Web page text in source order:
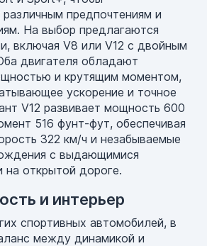
различным предпочтениям и
На выбор предлагаются
включая V8 или V12 с двойным
двигателя обладают
и крутящим моментом,
ускорение и точное
V12 развивает мощность 600
516 фунт-фут, обеспечивая
322 км/ч и незабываемые
с выдающимися
на открытой дороге.
и интерьер
спортивных автомобилей, в
между динамикой и